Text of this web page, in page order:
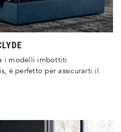
i modelli imbottiti
è perfetto per assicurarti il